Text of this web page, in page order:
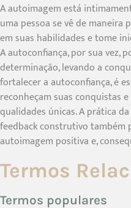
A autoimagem está
uma pessoa se vê de maneira
em suas habilidades e tome
A autoconfiança, por sua vez,
determinação, levando a
fortalecer a autoconfiança, é
reconheçam suas conquistas
qualidades únicas. A prática
feedback construtivo também
autoimagem positiva e,
Termos
Termos populares